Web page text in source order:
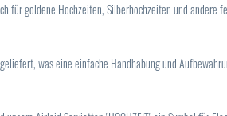
für goldene Hochzeiten, Silberhochzeiten und
was eine einfache Handhabung und